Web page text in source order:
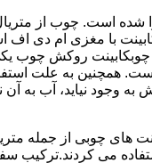
شده است. چوب از
با مغزی ام دی اف
روکش چوب
همچنین به علت
وجود نیاید، آب به آن
های چوبی از جمله
می کردند.ترکیب